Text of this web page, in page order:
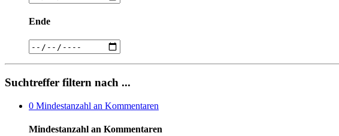
Ende
Suchtreffer filtern nach ...
0 Mindestanzahl an Kommentaren
Mindestanzahl an Kommentaren